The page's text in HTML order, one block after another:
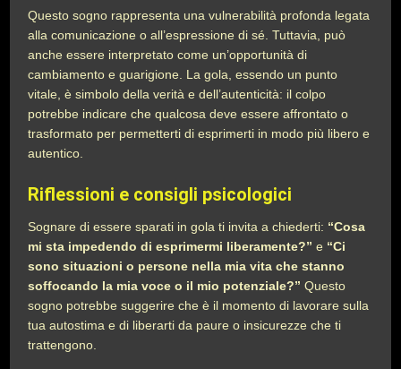
Questo sogno rappresenta una vulnerabilità profonda legata
alla comunicazione o all’espressione di sé. Tuttavia, può
anche essere interpretato come un’opportunità di
cambiamento e guarigione. La gola, essendo un punto
vitale, è simbolo della verità e dell’autenticità: il colpo
potrebbe indicare che qualcosa deve essere affrontato o
trasformato per permetterti di esprimerti in modo più libero e
autentico.
Riflessioni e consigli psicologici
Sognare di essere sparati in gola ti invita a chiederti: “Cosa
mi sta impedendo di esprimermi liberamente?” e “Ci
sono situazioni o persone nella mia vita che stanno
soffocando la mia voce o il mio potenziale?” Questo
sogno potrebbe suggerire che è il momento di lavorare sulla
tua autostima e di liberarti da paure o insicurezze che ti
trattengono.